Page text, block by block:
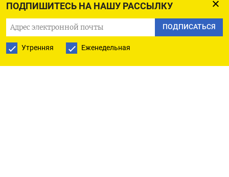
ПОДПИШИТЕСЬ НА НАШУ РАССЫЛКУ
ПОДПИСАТЬСЯ
Утренняя Еженедельная
одобрить их передачу в государственную
собственность.
(Наталия Зинец. Перевела Елизавета Журавлева)